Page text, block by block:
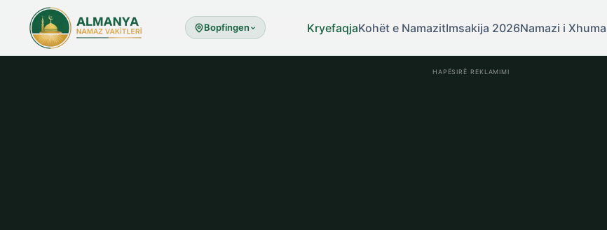
Bopfingen KryefaqjaKohët e NamazitImsakija 2026Namazi i
HAPËSIRË REKLAMIMI